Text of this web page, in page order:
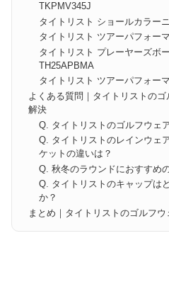
TKPMV345J
タイトリスト ショールカラー
タイトリスト ツアーパフォー
タイトリスト プレーヤーズボ
TH25APBMA
タイトリスト ツアーパフォー
よくある質問｜タイトリストの
解決
Q. タイトリストのゴルフウェ
Q. タイトリストのレインウェ
ケットの違いは？
Q. 秋冬のラウンドにおすすめ
Q. タイトリストのキャップは
か？
まとめ｜タイトリストのゴルフ